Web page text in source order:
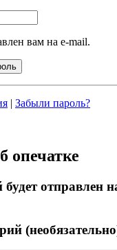
вам на e-mail.
| Забыли пароль?
опечатке
будет отправлен